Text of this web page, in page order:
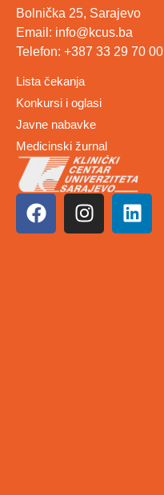
Bolnička 25, Sarajevo
Email: info@kcus.ba
Telefon: +387 33 29 70 00
Lista čekanja
Konkursi i oglasi
Javne nabavke
Medicinski žurnal